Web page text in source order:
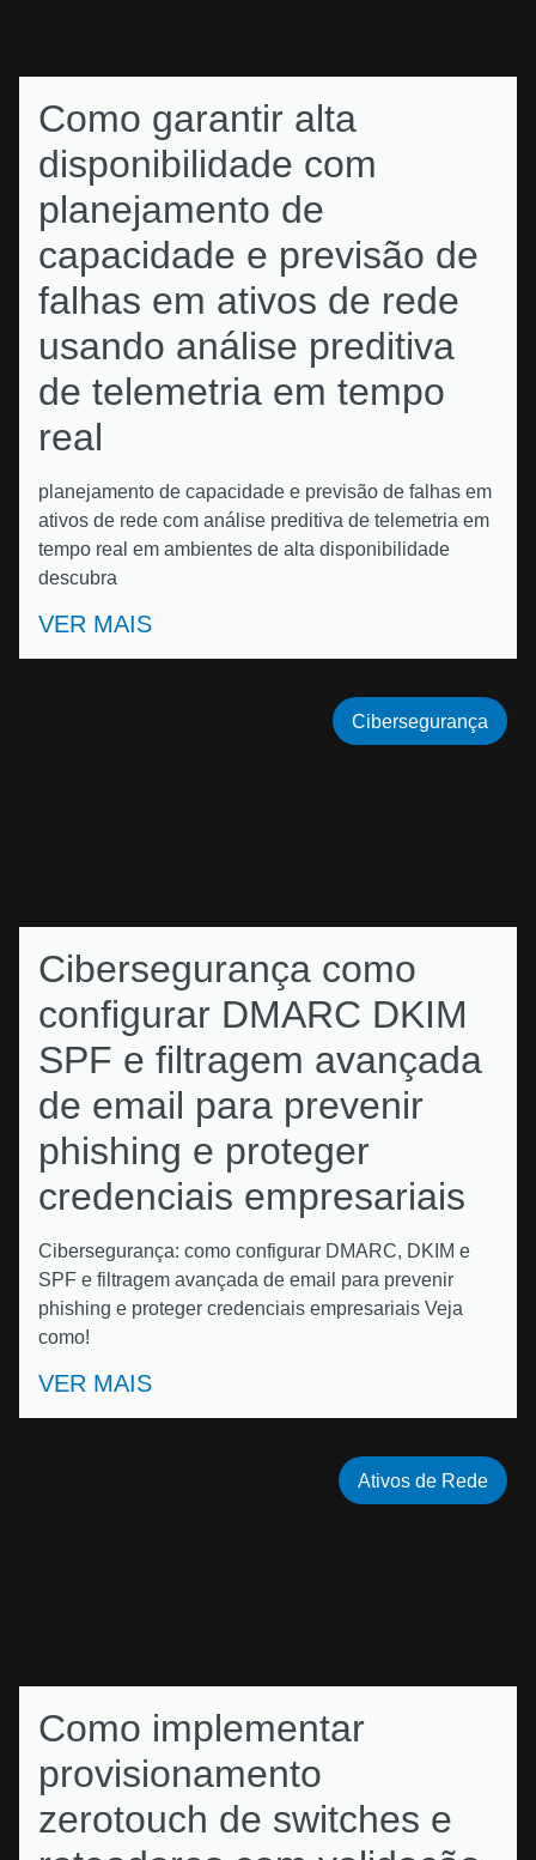
Como garantir alta
disponibilidade com
planejamento de
capacidade e previsão de
falhas em ativos de rede
usando análise preditiva
de telemetria em tempo
real
planejamento de capacidade e previsão de falhas em
ativos de rede com análise preditiva de telemetria em
tempo real em ambientes de alta disponibilidade
descubra
VER MAIS
Cibersegurança como
configurar DMARC DKIM
SPF e filtragem avançada
de email para prevenir
phishing e proteger
credenciais empresariais
Cibersegurança: como configurar DMARC, DKIM e
SPF e filtragem avançada de email para prevenir
phishing e proteger credenciais empresariais Veja
como!
VER MAIS
Cibersegurança
Como implementar
provisionamento
zerotouch de switches e
Ativos de Rede